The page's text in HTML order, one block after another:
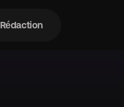
Rédaction